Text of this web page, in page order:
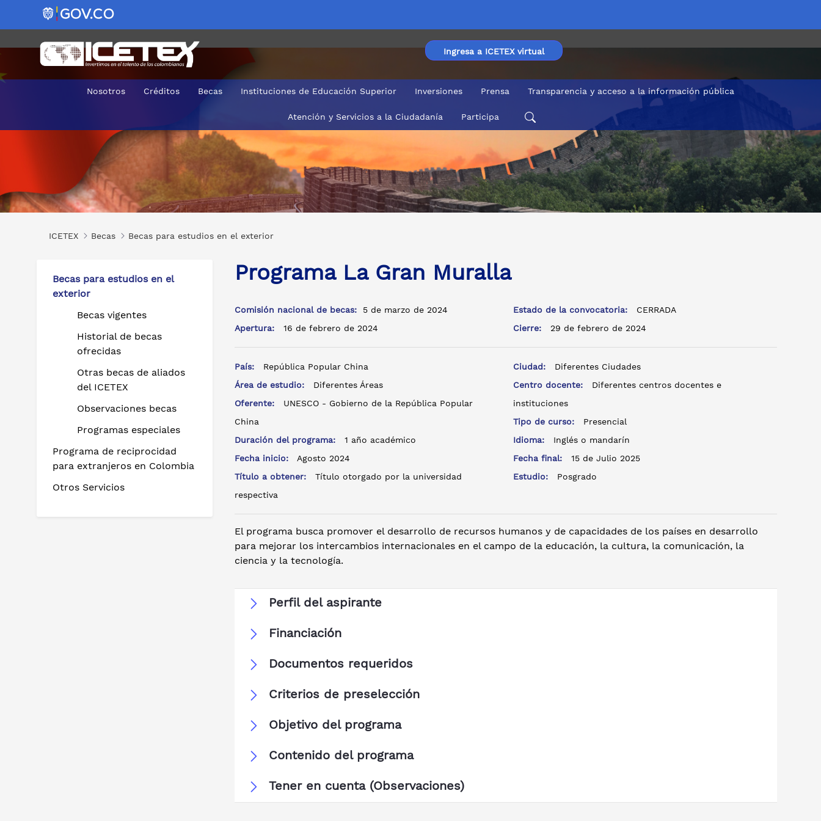
Ingresa a ICETEX virtual
Nosotros Créditos Becas Instituciones de Educación Superior Inversiones Prensa Transparencia y acceso a la información pública
Atención y Servicios a la Ciudadanía Participa
Programa La Gran Muralla
ICETEX Becas Becas para estudios en el exterior
Becas para estudios en el
exterior
Becas vigentes
Historial de becas
ofrecidas
Otras becas de aliados
del ICETEX
Observaciones becas
Programas especiales
Programa de reciprocidad
para extranjeros en Colombia
Otros Servicios
Programa La Gran Muralla
Comisión nacional de becas: 5 de marzo de 2024
Apertura:
16 de febrero de 2024
Estado de la convocatoria:
CERRADA
Cierre:
29 de febrero de 2024
País:
República Popular China
Área de estudio:
Diferentes Áreas
Oferente:
UNESCO - Gobierno de la República Popular
China
Duración del programa:
1 año académico
Fecha inicio:
Agosto 2024
Título a obtener:
Título otorgado por la universidad
respectiva
Ciudad:
Diferentes Ciudades
Centro docente:
Diferentes centros docentes e
instituciones
Tipo de curso:
Presencial
Idioma:
Inglés o mandarín
Fecha final:
15 de Julio 2025
Estudio:
Posgrado
El programa busca promover el desarrollo de recursos humanos y de capacidades de los países en desarrollo
para mejorar los intercambios internacionales en el campo de la educación, la cultura, la comunicación, la
ciencia y la tecnología.
Perfil del aspirante
Financiación
Documentos requeridos
Criterios de preselección
Objetivo del programa
Contenido del programa
Tener en cuenta (Observaciones)